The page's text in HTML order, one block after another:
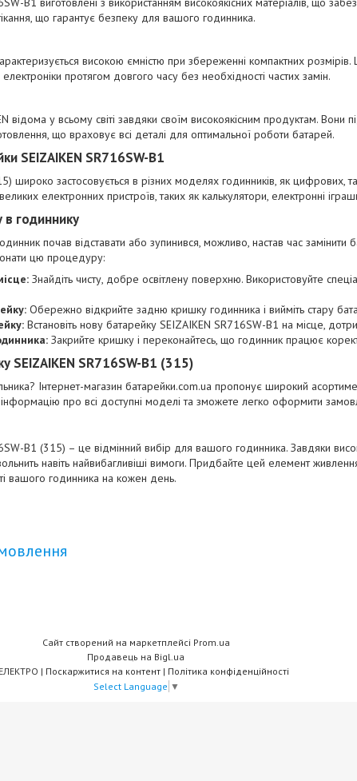
що гарантує безпеку для вашого годинника.
високою ємністю при збереженні компактних
протягом довгого часу без необхідності частих замін.
відома у всьому світі завдяки своїм високоякісним продуктам. Вони
що враховує всі деталі для оптимальної роботи батарей.
SEIZAIKEN SR716SW-B1
широко застосовується в різних моделях годинників, як цифрових,
електронних пристроїв, таких як калькулятори, електронні
в годиннику
почав відставати або зупинився, можливо, настав час замінити
цю процедуру:
Знайдіть чисту, добре освітлену поверхню. Використовуйте
Обережно відкрийте задню кришку годинника і вийміть стару
Встановіть нову батарейку SEIZAIKEN SR716SW-B1 на місце,
Закрийте кришку і переконайтесь, що годинник працює
SEIZAIKEN SR716SW-B1 (315)
Інтернет-магазин батарейки.com.ua пропонує широкий
про всі доступні моделі та зможете легко оформити
B1 (315) – це відмінний вибір для вашого годинника. Завдяки
навіть найвибагливіші вимоги. Придбайте цей елемент
вашого годинника на кожен день.
Сайт створений на маркетплейсі Prom.ua
Продавець на Bigl.ua
ДЦЕЛЕКТРО | Поскаржитися на контент | Політика конфіденційності
Select Language ▼